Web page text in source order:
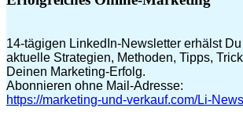
14-tägigen LinkedIn-Newsletter erhälst
aktuelle Strategien, Methoden, Tipps,
Deinen Marketing-Erfolg.
Abonnieren ohne Mail-Adresse:
https://marketing-und-verkauf.com/Li-